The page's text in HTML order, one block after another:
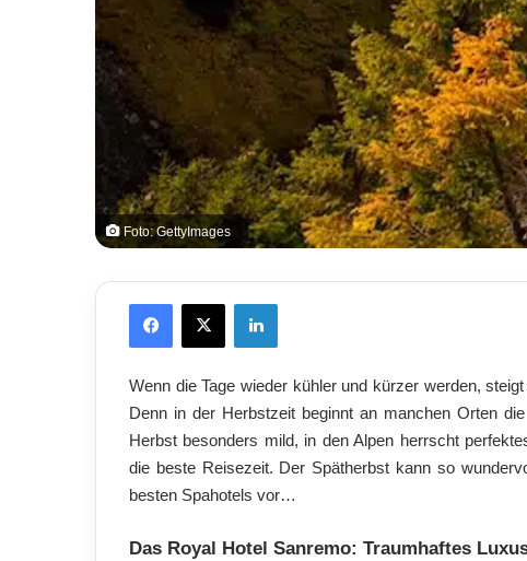
Foto: GettyImages
X
Wenn die Tage wieder kühler und kürzer werden,
Denn in der Herbstzeit beginnt an manchen Orten
Herbst besonders mild, in den Alpen herrscht
die beste Reisezeit. Der Spätherbst kann so
besten Spahotels vor…
Das Royal Hotel Sanremo: Traumhaftes